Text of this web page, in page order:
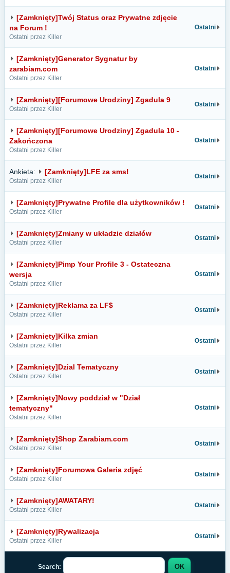
[Zamknięty]Twój Status oraz Prywatne zdjęcie
na Forum !
Ostatni przez Killer
Ostatni
[Zamknięty]Generator Sygnatur by
zarabiam.com
Ostatni przez Killer
Ostatni
[Zamknięty][Forumowe Urodziny] Zgadula 9
Ostatni przez Killer
Ostatni
[Zamknięty][Forumowe Urodziny] Zgadula 10 -
Zakończona
Ostatni przez Killer
Ostatni
Ankieta: [Zamknięty]LFE za sms!
Ostatni przez Killer
Ostatni
[Zamknięty]Prywatne Profile dla użytkowników !
Ostatni przez Killer
Ostatni
[Zamknięty]Zmiany w układzie działów
Ostatni przez Killer
Ostatni
[Zamknięty]Pimp Your Profile 3 - Ostateczna
wersja
Ostatni przez Killer
Ostatni
[Zamknięty]Reklama za LF$
Ostatni przez Killer
Ostatni
[Zamknięty]Kilka zmian
Ostatni przez Killer
Ostatni
[Zamknięty]Dzial Tematyczny
Ostatni przez Killer
Ostatni
[Zamknięty]Nowy poddział w "Dział
tematyczny"
Ostatni przez Killer
Ostatni
[Zamknięty]Shop Zarabiam.com
Ostatni przez Killer
Ostatni
[Zamknięty]Forumowa Galeria zdjęć
Ostatni przez Killer
Ostatni
[Zamknięty]AWATARY!
Ostatni przez Killer
Ostatni
[Zamknięty]Rywalizacja
Ostatni przez Killer
Ostatni
Search: